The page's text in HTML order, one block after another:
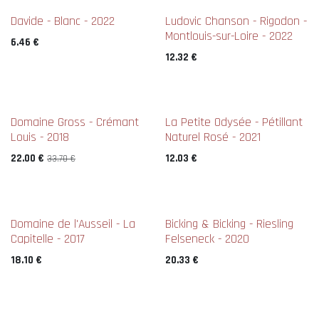
Davide - Blanc - 2022
6.46 €
Ludovic Chanson - Rigodon -
Montlouis-sur-Loire - 2022
12.32 €
Domaine Gross - Crémant
Louis - 2018
22.00 € 33.70€
La Petite Odysée - Pétillant
Naturel Rosé - 2021
12.03 €
New !
Domaine de l'Ausseil - La
Capitelle - 2017
18.10 €
Bicking & Bicking - Riesling
Felseneck - 2020
20.33 €